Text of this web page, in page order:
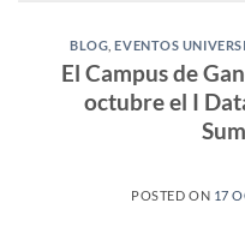
BLOG ,EVENTOS
El Campus de
octubre el I
POSTED ON 17